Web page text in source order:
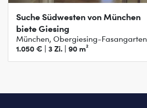
Suche Südwesten von München
biete Giesing
München, Obergiesing-Fasangarten
1.050 € | 3 Zi. | 90 m²